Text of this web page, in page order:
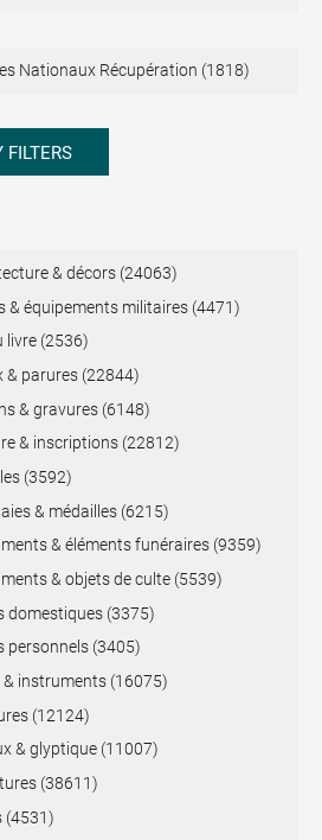
Nationaux Récupération (1818)
FILTERS
& décors (24063)
& équipements militaires (4471)
livre (2536)
& parures (22844)
& gravures (6148)
& inscriptions (22812)
(3592)
& médailles (6215)
& éléments funéraires (9359)
& objets de culte (5539)
domestiques (3375)
personnels (3405)
& instruments (16075)
(12124)
& glyptique (11007)
(38611)
(4531)